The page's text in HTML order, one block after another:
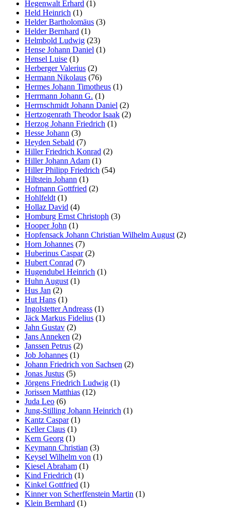
Hegenwalt Erhard (1)
Held Heinrich (1)
Helder Bartholomäus (3)
Helder Bernhard (1)
Helmbold Ludwig (23)
Hense Johann Daniel (1)
Hensel Luise (1)
Herberger Valerius (2)
Hermann Nikolaus (76)
Hermes Johann Timotheus (1)
Herrmann Johann G. (1)
Herrnschmidt Johann Daniel (2)
Hertzogenrath Theodor Isaak (2)
Herzog Johann Friedrich (1)
Hesse Johann (3)
Heyden Sebald (7)
Hiller Friedrich Konrad (2)
Hiller Johann Adam (1)
Hiller Philipp Friedrich (54)
Hiltstein Johann (1)
Hofmann Gottfried (2)
Hohlfeldt (1)
Hollaz David (4)
Homburg Ernst Christoph (3)
Hooper John (1)
Hopfensack Johann Christian Wilhelm August (2)
Horn Johannes (7)
Huberinus Caspar(2)
Hubert Conrad (7)
Hugendubel Heinrich (1)
Huhn August (1)
Hus Jan (2)
Hut Hans (1)
Ingolstetter Andreass (1)
Jäck Markus Fidelius (1)
Jahn Gustav (2)
Jans Anneken (2)
Janssen Petrus (2)
Job Johannes (1)
Johann Friedrich von Sachsen (2)
Jonas Justus (5)
Jörgens Friedrich Ludwig (1)
Jorissen Matthias (12)
Juda Leo (6)
Jung-Stilling Johann Heinrich (1)
Kantz Caspar(1)
Keller Claus (1)
Kern Georg (1)
Keymann Christian (3)
Keysel Wilhelm von (1)
Kiesel Abraham (1)
Kind Friedrich (1)
Kinkel Gottfried (1)
Kinner von Scherffenstein Martin (1)
Klein Bernhard (1)